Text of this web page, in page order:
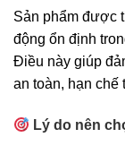
Sản phẩm được
động ổn định
Điều này giúp
an toàn, hạn chế
Lý do nên